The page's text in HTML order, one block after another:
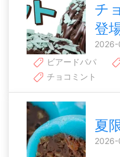
チ
登
2026-
ビアードパパ
チョコミント
夏